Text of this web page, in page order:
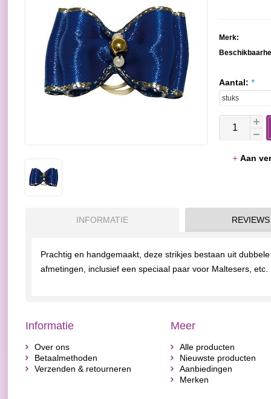
Merk:
Aantal: *
Aan
INFORMATIE REVIEWS
Prachtig en handgemaakt, deze strikjes bestaan uit
afmetingen, inclusief een speciaal paar voor Maltesers, etc.
Informatie
Over ons
Betaalmethoden
Verzenden & retourneren
Meer
Alle producten
Nieuwste producten
Aanbiedingen
Merken